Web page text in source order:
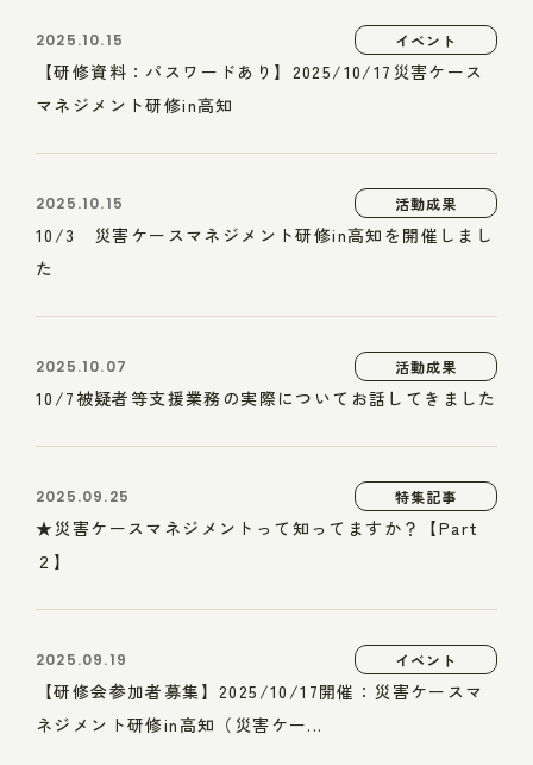
2025.10.15 イベント
【研修資料：パスワードあり】2025/10/17災害ケース
マネジメント研修in高知
2025.10.15 活動成果
10/3 災害ケースマネジメント研修in高知を開催しまし
た
2025.10.07 活動成果
10/7被疑者等支援業務の実際についてお話してきました
2025.09.25 特集記事
★災害ケースマネジメントって知ってますか？【Part
２】
2025.09.19 イベント
【研修会参加者募集】2025/10/17開催：災害ケースマ
ネジメント研修in高知（災害ケー...